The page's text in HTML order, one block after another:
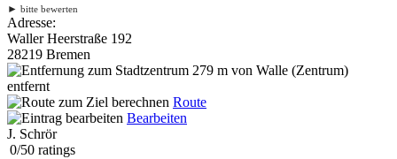
► bitte bewerten
Adresse:
Waller Heerstraße 192
28219 Bremen
279 m von Walle (Zentrum)
entfernt
Route
Bearbeiten
J. Schrör
0/50 ratings